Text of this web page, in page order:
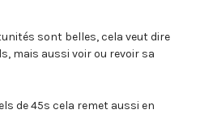
sont belles, cela veut dire
mais aussi voir ou revoir sa
de 45s cela remet aussi en